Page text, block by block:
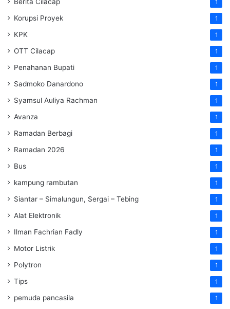
1
Korupsi Proyek 1
KPK 1
OTT Cilacap 1
Penahanan Bupati 1
Sadmoko Danardono 1
Syamsul Auliya Rachman 1
Avanza 1
Ramadan Berbagi 1
Ramadan 2026 1
Bus 1
kampung rambutan 1
Siantar – Simalungun, Sergai – Tebing 1
Alat Elektronik 1
Ilman Fachrian Fadly 1
Motor Listrik 1
Polytron 1
Tips 1
pemuda pancasila 1